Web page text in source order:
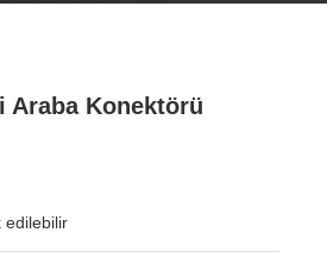
Araba Konektörü
edilebilir